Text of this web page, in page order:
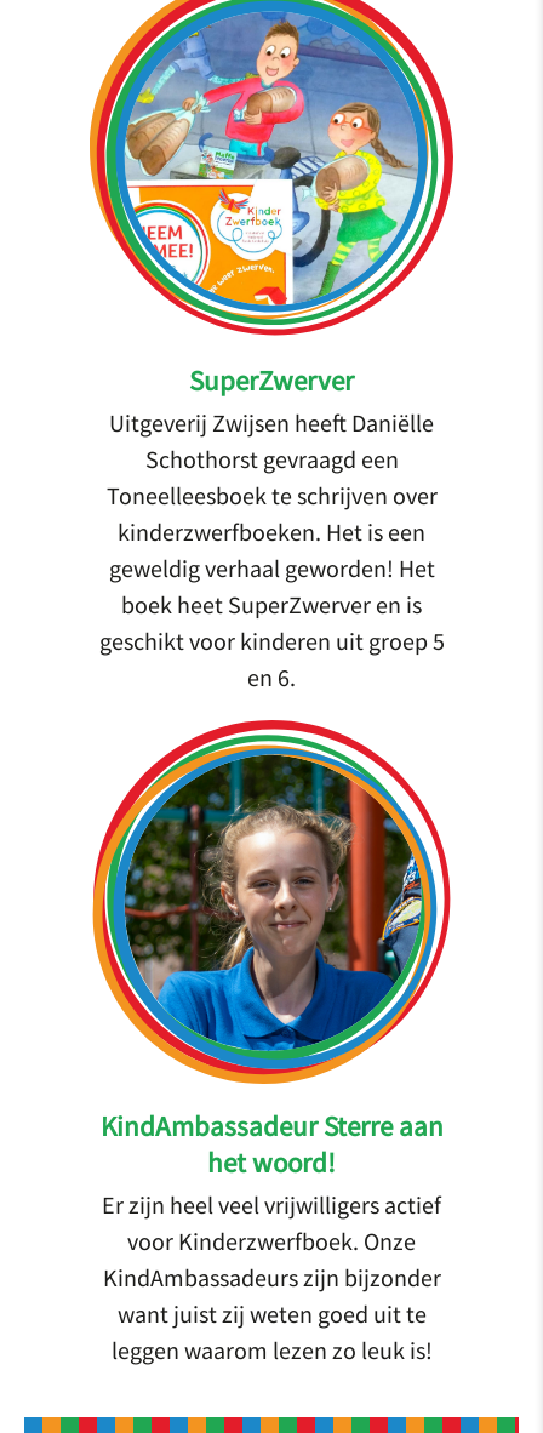
SuperZwerver
Uitgeverij Zwijsen heeft Daniëlle
Schothorst gevraagd een
Toneelleesboek te schrijven over
kinderzwerfboeken. Het is een
geweldig verhaal geworden! Het
boek heet SuperZwerver en is
geschikt voor kinderen uit groep 5
en 6.
KindAmbassadeur Sterre aan
het woord!
Er zijn heel veel vrijwilligers actief
voor Kinderzwerfboek. Onze
KindAmbassadeurs zijn bijzonder
want juist zij weten goed uit te
leggen waarom lezen zo leuk is!